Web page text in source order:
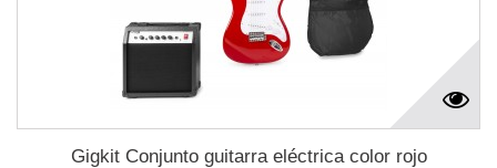
Gigkit Conjunto guitarra eléctrica color rojo